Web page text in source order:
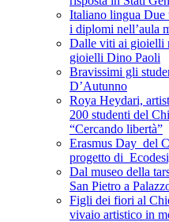
Italiano lingua Due
i diplomi nell’aula
Dalle viti ai gioielli
gioielli Dino Paoli
Bravissimi gli
D’Autunno
Roya Heydari,
200 studenti del
“Cercando libertà”
Erasmus Day del
progetto di
Dal museo della
San Pietro a
Figli dei fiori al
vivaio artistico in